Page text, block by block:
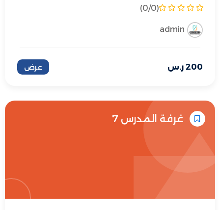
(0/0)
admin
200 ر.س عرض
غرفة المدرس 7